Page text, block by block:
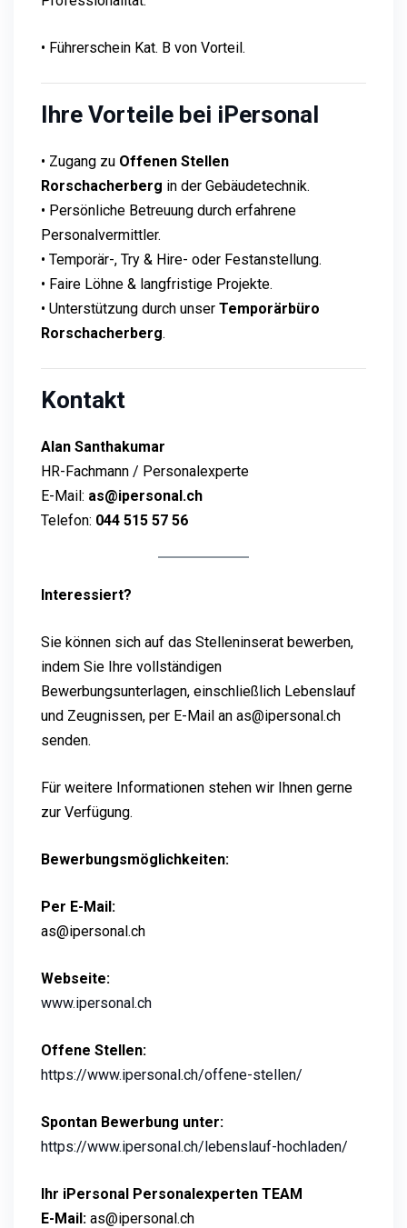
• Führerschein Kat. B von Vorteil.
Ihre Vorteile bei iPersonal
• Zugang zu Offenen Stellen
Rorschacherberg in der Gebäudetechnik.
• Persönliche Betreuung durch erfahrene
Personalvermittler.
• Temporär-, Try & Hire- oder Festanstellung.
• Faire Löhne & langfristige Projekte.
• Unterstützung durch unser Temporärbüro
Rorschacherberg.
Kontakt
Alan Santhakumar
HR-Fachmann / Personalexperte
E-Mail: as@ipersonal.ch
Telefon: 044 515 57 56
Interessiert?
Sie können sich auf das Stelleninserat bewerben,
indem Sie Ihre vollständigen
Bewerbungsunterlagen, einschließlich Lebenslauf
und Zeugnissen, per E-Mail an as@ipersonal.ch
senden.
Für weitere Informationen stehen wir Ihnen gerne
zur Verfügung.
Bewerbungsmöglichkeiten:
Per E-Mail:
as@ipersonal.ch
Webseite:
www.ipersonal.ch
Offene Stellen:
https://www.ipersonal.ch/offene-stellen/
Spontan Bewerbung unter:
https://www.ipersonal.ch/lebenslauf-hochladen/
Ihr iPersonal Personalexperten TEAM
E-Mail: as@ipersonal.ch